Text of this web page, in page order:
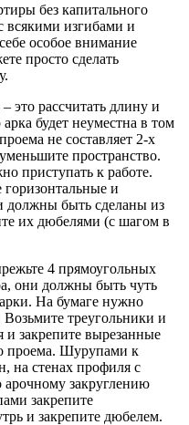
без капитального
всякими изгибами и
особое внимание
просто сделать
это рассчитать длину и
будет неуместна в том
не составляет 2-х
пространство.
приступать к работе.
и
должны быть сделаны из
их дюбелями (с шагом в
4 прямоугольных
они должны быть чуть
На бумаге нужно
Возьмите треугольники и
и закрепите вырезанные
проема. Шурупами к
на стенах профиля с
закруглению
закрепите
и закрепите дюбелем.